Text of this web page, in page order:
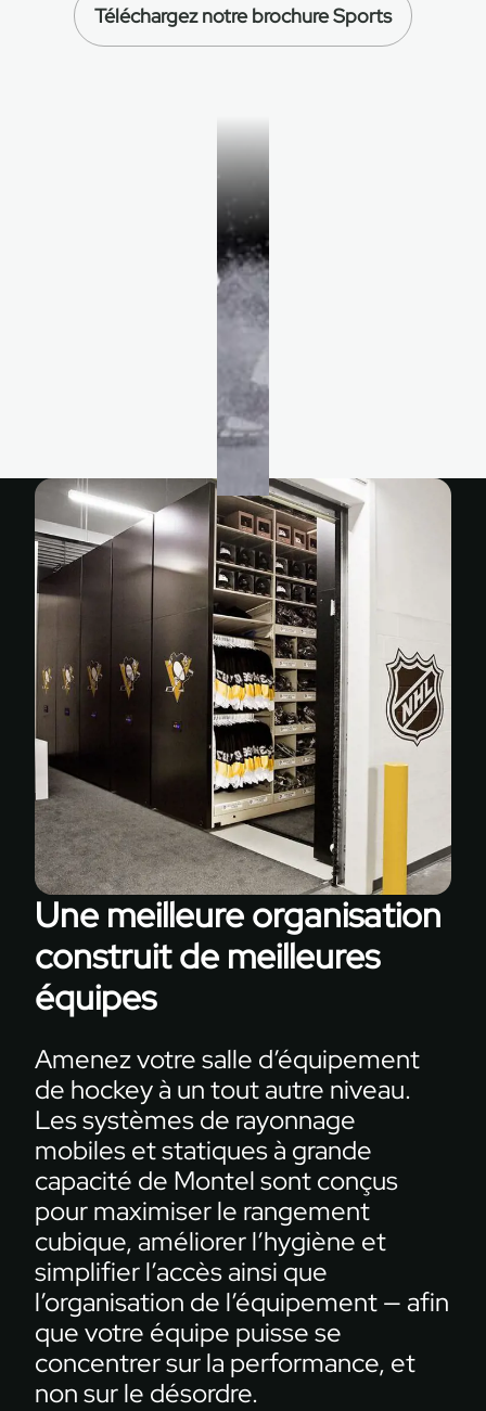
Téléchargez notre brochure Sports
Une meilleure organisation
construit de meilleures
équipes
Amenez votre salle d’équipement
de hockey à un tout autre niveau.
Les systèmes de rayonnage
mobiles et statiques à grande
capacité de Montel sont conçus
pour maximiser le rangement
cubique, améliorer l’hygiène et
simplifier l’accès ainsi que
l’organisation de l’équipement — afin
que votre équipe puisse se
concentrer sur la performance, et
non sur le désordre.